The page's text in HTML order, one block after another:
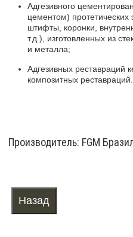
Адгезивного
цементом)
штифты, коронки,
т.д.), изготовленных из
и металла;
Адгезивных реставраций
композитных реставраций.
Производитель: FGM